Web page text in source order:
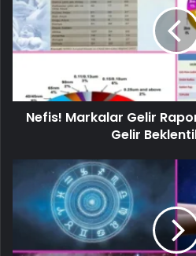
Nefis! Markalar Gelir
Gelir